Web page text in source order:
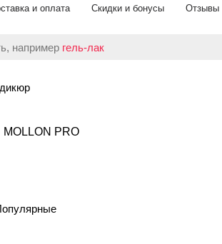
и оплата Скидки и бонусы Отзывы
например гель-лак
MOLLON PRO